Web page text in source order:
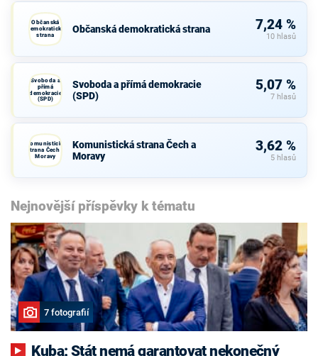
Občanská
demokratická
strana
Občanská demokratická strana 7,24 %
10 hlasů
Svoboda a
přímá
demokracie
(SPD)
Svoboda a přímá demokracie
(SPD)
5,07 %
7 hlasů
Komunistická
strana Čech a
Moravy
Komunistická strana Čech a
Moravy
3,62 %
5 hlasů
Nejnovější příspěvky k tématu
7 fotografií